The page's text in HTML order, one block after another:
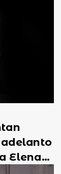
adelanto
Elena